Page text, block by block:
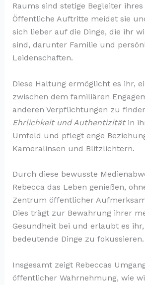
Raums sind stetige Begleiter ihres
Öffentliche Auftritte meidet sie
sich lieber auf die Dinge, die ihr
sind, darunter Familie und
Leidenschaften.
Diese Haltung ermöglicht es ihr,
zwischen dem familiären
anderen Verpflichtungen zu
Ehrlichkeit und Authentizitätin
Umfeld und pflegt enge
Kameralinsen und Blitzlichtern.
Durch diese bewusste
Rebecca das Leben genießen,
Zentrum öffentlicher
Dies trägt zur Bewahrung ihrer
Gesundheit bei und erlaubt es
bedeutende Dinge zu fokussieren.
Insgesamt zeigt Rebeccas
öffentlicher Wahrnehmung, wie